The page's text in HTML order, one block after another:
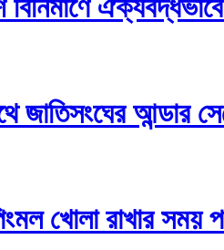
বিনির্মাণে
জাতিসংঘের আন্ডার
খোলা রাখার সময়